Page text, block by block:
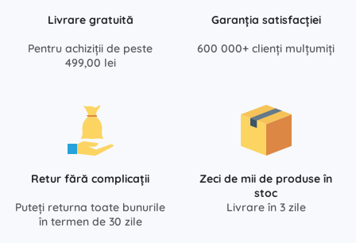
Livrare gratuită
Pentru achiziții de peste
499,00 lei
Garanția satisfacției
600 000+ clienți mulțumiți
Retur fără complicații
Puteți returna toate bunurile
în termen de 30 zile
Zeci de mii de produse în
stoc
Livrare în 3 zile